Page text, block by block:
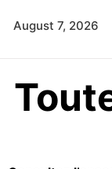
August 7, 2026